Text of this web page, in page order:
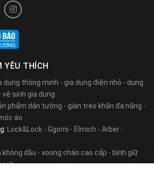
YÊU THÍCH
dụng thông minh - gia dụng điện nhỏ - dụng
vệ sinh gia dụng
phẩm dán tường - giàn treo khăn đa năng -
áo
Lock&Lock - Ggomi - Elmich - Arber -
không dầu - xoong chảo cao cấp - bình giữ